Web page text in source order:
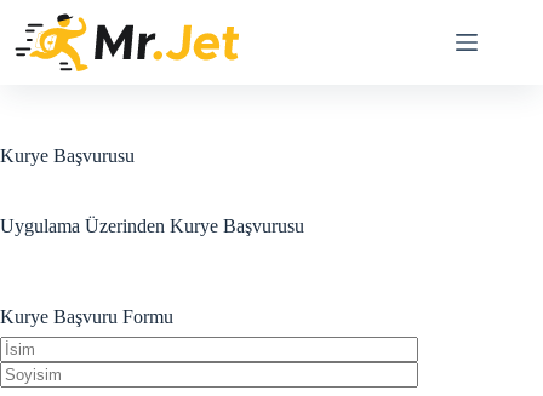
content
Kurye Başvurusu
Uygulama Üzerinden Kurye Başvurusu
Kurye Başvuru Formu